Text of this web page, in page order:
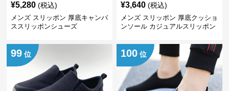
¥5,280 (税込)
メンズ スリッポン 厚底キャンバ
ススリッポンシューズ
¥3,640 (税込)
メンズ スリッポン 厚底クッショ
ンソール カジュアルスリッポン
99 位 100 位